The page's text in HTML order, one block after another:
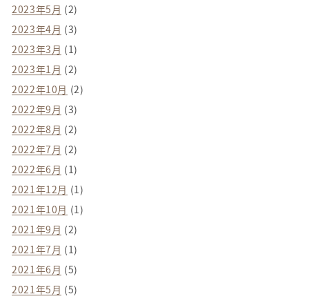
2023年5月 (2)
2023年4月 (3)
2023年3月 (1)
2023年1月 (2)
2022年10月 (2)
2022年9月 (3)
2022年8月 (2)
2022年7月 (2)
2022年6月 (1)
2021年12月 (1)
2021年10月 (1)
2021年9月 (2)
2021年7月 (1)
2021年6月 (5)
2021年5月 (5)